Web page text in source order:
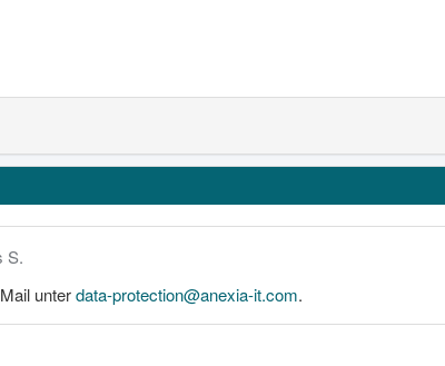
S.
unterdata-protection@anexia-it.com.